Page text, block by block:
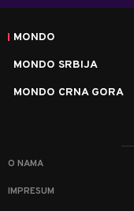
MONDO
MONDO SRBIJA
MONDO CRNA GORA
O NAMA
IMPRESUM